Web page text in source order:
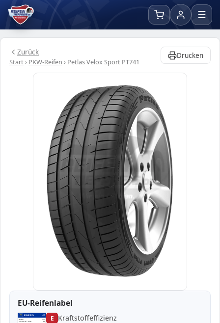
☰
Zurück
Start› PKW-Reifen › Petlas Velox Sport PT741
Drucken
EU-Reifenlabel
ENERG 499289
Petlas 355358
205/55 R17 95W C1 E Kraftstoffeffizienz